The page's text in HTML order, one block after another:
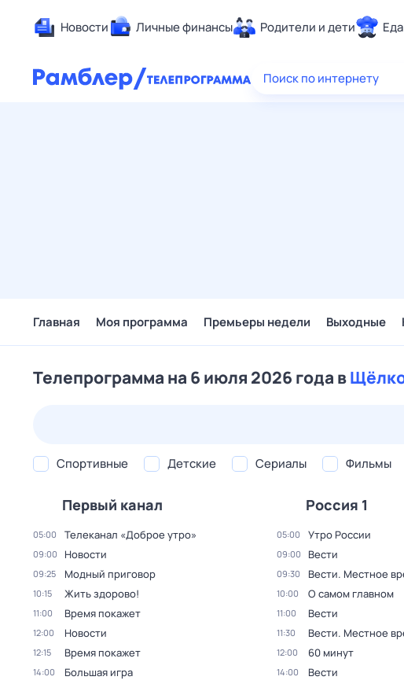
Новости Личные финансы Родители и дети Еда
Здоровье
Поиск по интернету
Главная Моя программа Премьеры недели Выходные
Телепрограмма на 6 июля 2026 года в
Спортивные Детские Сериалы Фильмы
Первый канал
05:00 Телеканал «Доброе утро»
09:00 Новости
09:25 Модный приговор
10:15 Жить здорово!
11:00 Время покажет
12:00 Новости
12:15 Время покажет
14:00 Большая игра
Россия 1
05:00 Утро России
09:00 Вести
09:30 Вести. Местное
10:00 О самом главном
11:00 Вести
11:30 Вести. Местное
12:00 60 минут
14:00 Вести